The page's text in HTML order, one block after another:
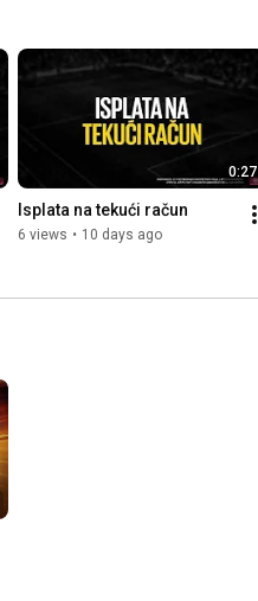
0:27
Isplata na tekući račun
6 views • 10 days ago